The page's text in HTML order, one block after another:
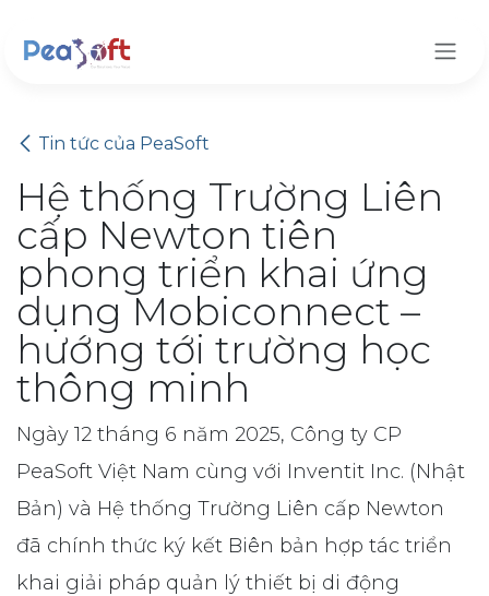
Tin tức của PeaSoft
Hệ thống Trường Liên
cấp Newton tiên
phong triển khai ứng
dụng Mobiconnect –
hướng tới trường học
thông minh
Ngày 12 tháng 6 năm 2025, Công ty CP
PeaSoft Việt Nam cùng với Inventit Inc. (Nhật
Bản) và Hệ thống Trường Liên cấp Newton
đã chính thức ký kết Biên bản hợp tác triển
khai giải pháp quản lý thiết bị di động